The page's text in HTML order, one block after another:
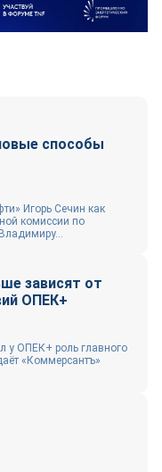
способы
Игорь Сечин как
комиссии по
зависят от
ОПЕК+
у ОПЕК+ роль главного
«Коммерсантъ»